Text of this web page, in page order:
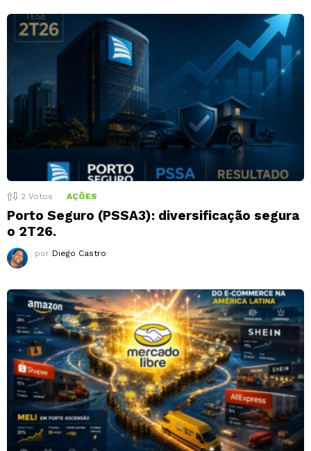
2 Votos AÇÕES
Porto Seguro (PSSA3): diversificação segura
o 2T26.
por Diego Castro